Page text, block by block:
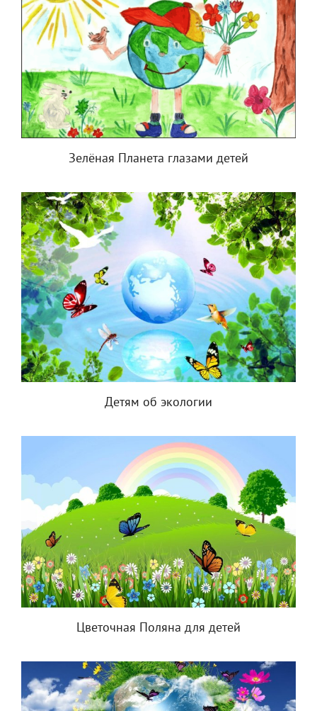
Зелёная Планета глазами детей
Детям об экологии
Цветочная Поляна для детей